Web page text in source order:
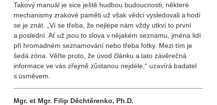
Takový manuál je sice ještě hudbou budoucnosti, některé
mechanismy zrakové paměti už však vědci vysledovali a hodí
se je znát. „Ví se třeba, že nejlépe nám vždy utkví to první
a poslední. Ať už jsou to slova v nějakém seznamu, jména lidí
při hromadném seznamování nebo třeba fotky. Mezi tím je
šedá zóna. Věřte proto, že úvod článku a tato závěrečná
informace ve vás zřejmě zůstanou nejdéle,“ uzavírá badatel
s úsměvem.
Mgr. et Mgr. Filip Děchtěrenko, Ph.D.